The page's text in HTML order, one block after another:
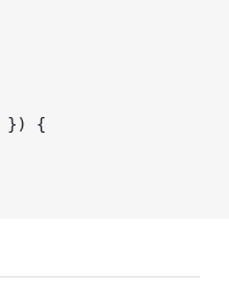
}) {